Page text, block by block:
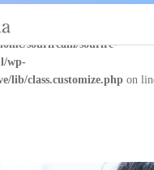
switch is equivalent to
souriream/sourire-
wp-
lib/class.customize.php on